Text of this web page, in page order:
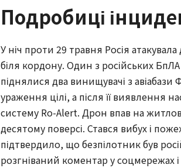
Подробиці
У ніч проти 29 травня Росія
біля кордону. Один з російських
піднялися два винищувачі з
ураження цілі, а після її виявлення
систему Ro-Alert. Дрон впав на
десятому поверсі. Стався вибух і
підтвердило, що безпілотник був
розгніваний коментар у соцмережах